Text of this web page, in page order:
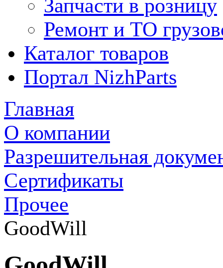
Запчасти в розницу
Ремонт и ТО
Каталог товаров
Портал NizhParts
Главная
О компании
Разрешительная
Сертификаты
Прочее
GoodWill